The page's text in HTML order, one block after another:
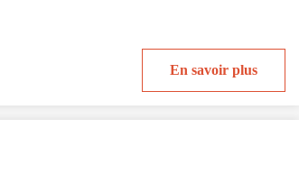
En savoir plus